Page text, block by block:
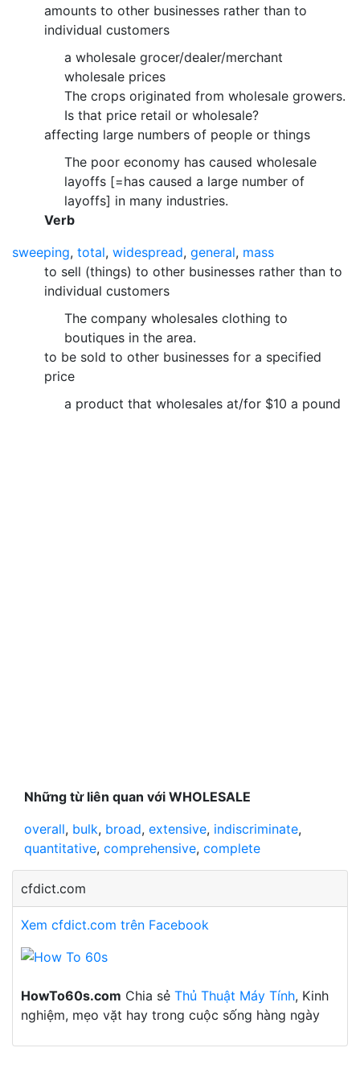
amounts to other businesses rather than to
individual customers
a wholesale grocer/dealer/merchant
wholesale prices
The crops originated from wholesale growers.
Is that price retail or wholesale?
affecting large numbers of people or things
The poor economy has caused wholesale
layoffs [=has caused a large number of
layoffs] in many industries.
Verb
sweeping, total, widespread, general, mass
to sell (things) to other businesses rather than to
individual customers
The company wholesales clothing to
boutiques in the area.
to be sold to other businesses for a specified
price
a product that wholesales at/for $10 a pound
Những từ liên quan với WHOLESALE
overall, bulk, broad, extensive, indiscriminate,
quantitative, comprehensive, complete
cfdict.com
Xem cfdict.com trên Facebook
HowTo60s.com Chia sẻ Thủ Thuật Máy Tính, Kinh
nghiệm, mẹo vặt hay trong cuộc sống hàng ngày